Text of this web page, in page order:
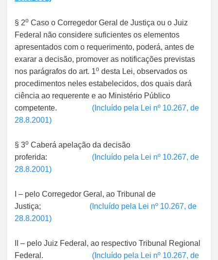
§ 2o Caso o Corregedor Geral de Justiça ou o Juiz
Federal não considere suficientes os elementos
apresentados com o requerimento, poderá, antes de
exarar a decisão, promover as notificações previstas
nos parágrafos do art. 1o desta Lei, observados os
procedimentos neles estabelecidos, dos quais dará
ciência ao requerente e ao Ministério Público
competente. (Incluído pela Lei nº 10.267, de
28.8.2001)
§ 3o Caberá apelação da decisão
proferida: (Incluído pela Lei nº 10.267, de
28.8.2001)
I – pelo Corregedor Geral, ao Tribunal de
Justiça; (Incluído pela Lei nº 10.267, de
28.8.2001)
II – pelo Juiz Federal, ao respectivo Tribunal Regional
Federal. (Incluído pela Lei nº 10.267, de